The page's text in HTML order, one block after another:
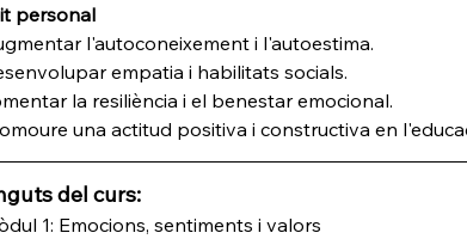
personal
l'autoconeixement i l'autoestima.
empatia i habilitats socials.
la resiliència i el benestar emocional.
una actitud positiva i constructiva en
del curs:
1: Emocions, sentiments i valors